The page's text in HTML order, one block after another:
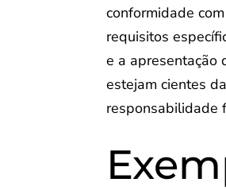
conformidade
requisitos
e a apresentação
estejam cientes
responsabilidade